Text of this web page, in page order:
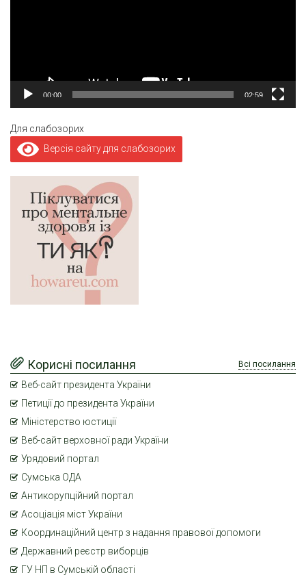
00:00 02:59
Для слабозорих
Версія сайту для слабозорих
Корисні посилання Всі посилання
Веб-сайт президента України
Петиції до президента України
Міністерство юстиції
Веб-сайт верховної ради України
Урядовий портал
Сумська ОДА
Антикорупційний портал
Асоціація міст України
Координаційний центр з надання правової допомоги
Державний реєстр виборців
ГУ НП в Сумській області